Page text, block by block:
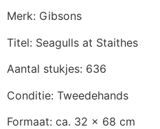
Merk: Gibsons
Titel: Seagulls at Staithes
Aantal stukjes: 636
Conditie: Tweedehands
Formaat: ca. 32 x 68 cm